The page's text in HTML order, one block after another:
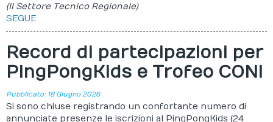
(Il Settore Tecnico Regionale)
SEGUE
Record di partecipazioni per
PingPongKids e Trofeo CONI
Pubblicato: 18 Giugno 2026
Si sono chiuse registrando un confortante numero di
annunciate presenze le iscrizioni al PingPongKids (24